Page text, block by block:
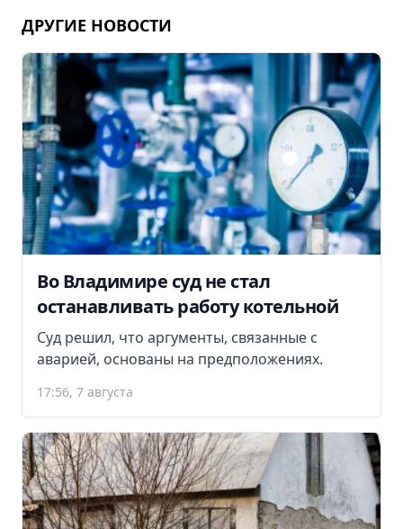
ДРУГИЕ НОВОСТИ
Во Владимире суд не стал
останавливать работу котельной
Суд решил, что аргументы, связанные с
аварией, основаны на предположениях.
17:56, 7 августа